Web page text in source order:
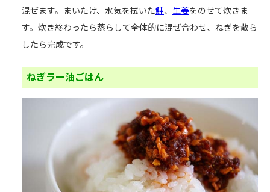
混ぜます。まいたけ、水気を拭いた鮭、 生姜をのせて炊きま
す。炊き終わったら蒸らして全体的に混ぜ合わせ、ねぎを散ら
したら完成です。
ねぎラー油ごはん